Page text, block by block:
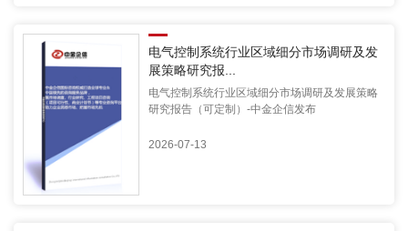
电气控制系统行业区域细分市场调研及发
展策略研究报...
电气控制系统行业区域细分市场调研及发展策略
研究报告（可定制）-中金企信发布
2026-07-13